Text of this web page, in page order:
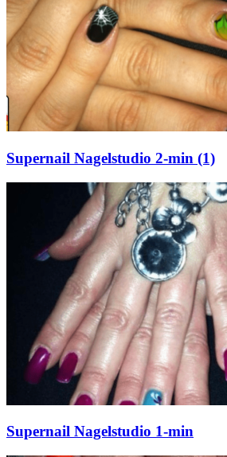
Supernail Nagelstudio 2-min (1)
Supernail Nagelstudio 1-min